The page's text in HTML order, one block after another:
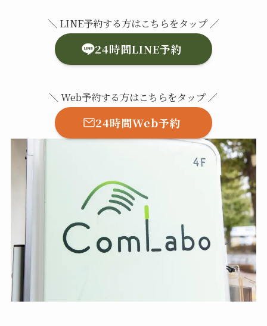
＼ LINE予約する方はこちらをタップ ／
24時間LINE予約
＼ Web予約する方はこちらをタップ ／
24時間Web予約